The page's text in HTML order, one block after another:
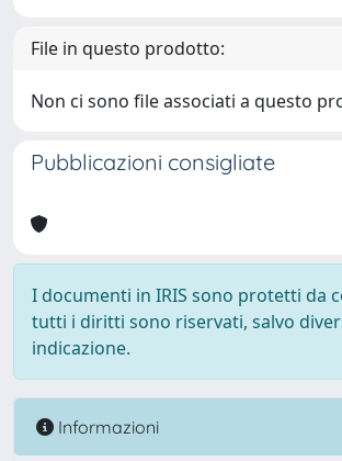
File in questo prodotto:
Non ci sono file associati a questo
Pubblicazioni consigliate
I documenti in IRIS sono protetti da
tutti i diritti sono riservati, salvo
indicazione.
Informazioni